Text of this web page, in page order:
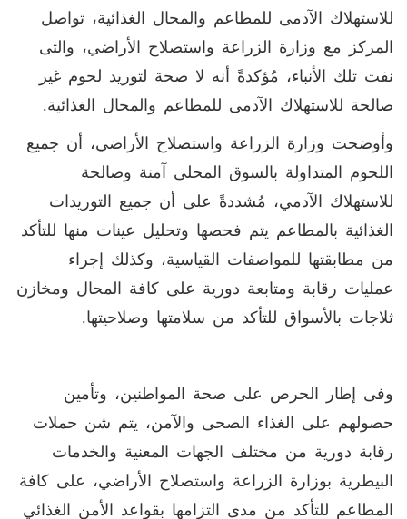
للاستهلاك الآدمى للمطاعم والمحال الغذائية، تواصل
المركز مع وزارة الزراعة واستصلاح الأراضي، والتى
نفت تلك الأنباء، مُؤكدةً أنه لا صحة لتوريد لحوم غير
صالحة للاستهلاك الآدمى للمطاعم والمحال الغذائية.
وأوضحت وزارة الزراعة واستصلاح الأراضي، أن جميع
اللحوم المتداولة بالسوق المحلى آمنة وصالحة
للاستهلاك الآدمي، مُشددةً على أن جميع التوريدات
الغذائية بالمطاعم يتم فحصها وتحليل عينات منها للتأكد
من مطابقتها للمواصفات القياسية، وكذلك إجراء
عمليات رقابة ومتابعة دورية على كافة المحال ومخازن
ثلاجات بالأسواق للتأكد من سلامتها وصلاحيتها.
وفى إطار الحرص على صحة المواطنين، وتأمين
حصولهم على الغذاء الصحى والآمن، يتم شن حملات
رقابة دورية من مختلف الجهات المعنية والخدمات
البيطرية بوزارة الزراعة واستصلاح الأراضي، على كافة
المطاعم للتأكد من مدى التزامها بقواعد الأمن الغذائي